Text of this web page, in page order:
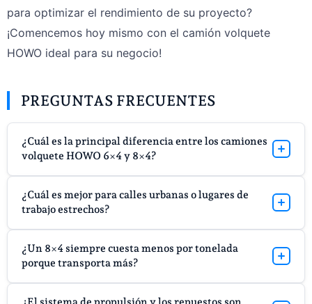
para optimizar el rendimiento de su proyecto?
¡Comencemos hoy mismo con el camión volquete
HOWO ideal para su negocio!
PREGUNTAS FRECUENTES
¿Cuál es la principal diferencia entre los camiones
volquete HOWO 6×4 y 8×4?
Un 6×4 tiene 3 ejes. Un 8×4 tiene 4 ejes. El eje adicional
permite al 8×4 transportar cargas más pesadas con
¿Cuál es mejor para calles urbanas o lugares de
trabajo estrechos?
corto y tiene curvas más cerradas. Esto es útil en
ciudades y minas pequeñas.
¿Un 8×4 siempre cuesta menos por tonelada
porque transporta más?